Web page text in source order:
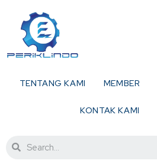
TENTANG KAMI MEMBER
KONTAK KAMI